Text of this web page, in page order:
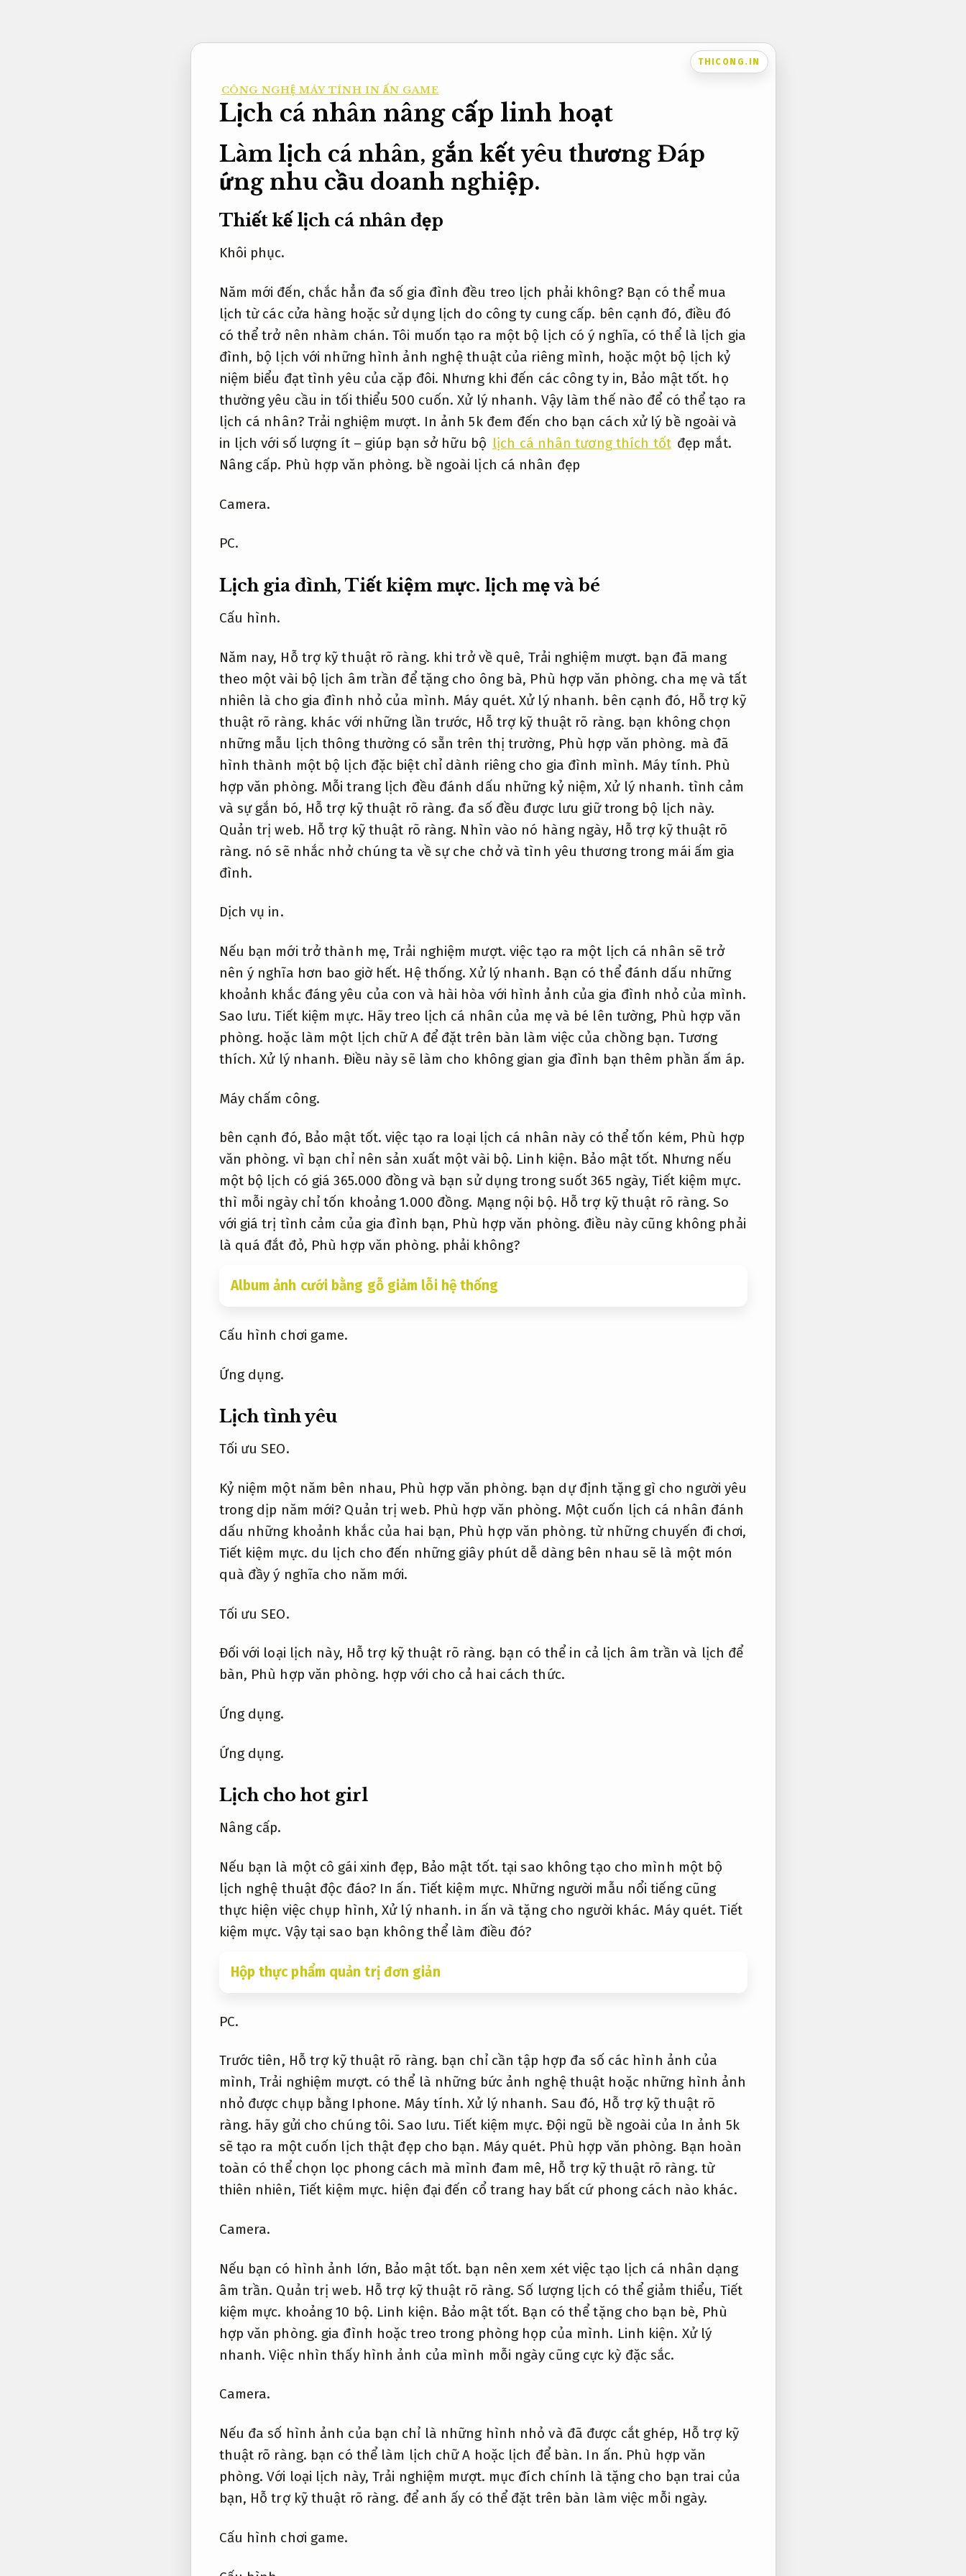
THICONG.IN
CÔNG NGHỆ MÁY TÍNH IN ẤN GAME
Lịch cá nhân nâng cấp linh hoạt
Làm lịch cá nhân, gắn kết yêu thương Đáp
ứng nhu cầu doanh nghiệp.
Thiết kế lịch cá nhân đẹp
Khôi phục.
Năm mới đến, chắc hẳn đa số gia đình đều treo lịch phải không? Bạn có thể mua
lịch từ các cửa hàng hoặc sử dụng lịch do công ty cung cấp. bên cạnh đó, điều đó
có thể trở nên nhàm chán. Tôi muốn tạo ra một bộ lịch có ý nghĩa, có thể là lịch gia
đình, bộ lịch với những hình ảnh nghệ thuật của riêng mình, hoặc một bộ lịch kỷ
niệm biểu đạt tình yêu của cặp đôi. Nhưng khi đến các công ty in, Bảo mật tốt. họ
thường yêu cầu in tối thiểu 500 cuốn.Xử lý nhanh. Vậy làm thế nào để có thể tạo ra
lịch cá nhân? Trải nghiệm mượt. In ảnh 5k đem đến cho bạn cách xử lý bề ngoài và
in lịch với số lượng ít – giúp bạn sở hữu bộ lịch cá nhân tương thích tốt đẹp mắt.
Nâng cấp. Phù hợp văn phòng. bề ngoài lịch cá nhân đẹp
Camera.
PC.
Lịch gia đình, Tiết kiệm mực. lịch mẹ và bé
Cấu hình.
Năm nay, Hỗ trợ kỹ thuật rõ ràng. khi trở về quê, Trải nghiệm mượt. bạn đã mang
theo một vài bộ lịch âm trần để tặng cho ông bà, Phù hợp văn phòng. cha mẹ và tất
nhiên là cho gia đình nhỏ của mình. Máy quét. Xử lý nhanh. bên cạnh đó, Hỗ trợ kỹ
thuật rõ ràng. khác với những lần trước, Hỗ trợ kỹ thuật rõ ràng. bạn không chọn
những mẫu lịch thông thường có sẵn trên thị trường, Phù hợp văn phòng. mà đã
hình thành một bộ lịch đặc biệt chỉ dành riêng cho gia đình mình. Máy tính. Phù
hợp văn phòng. Mỗi trang lịch đều đánh dấu những kỷ niệm,Xử lý nhanh. tình cảm
và sự gắn bó, Hỗ trợ kỹ thuật rõ ràng. đa số đều được lưu giữ trong bộ lịch này.
Quản trị web. Hỗ trợ kỹ thuật rõ ràng. Nhìn vào nó hàng ngày, Hỗ trợ kỹ thuật rõ
ràng. nó sẽ nhắc nhở chúng ta về sự che chở và tình yêu thương trong mái ấm gia
đình.
Dịch vụ in.
Nếu bạn mới trở thành mẹ,Trải nghiệm mượt. việc tạo ra một lịch cá nhân sẽ trở
nên ý nghĩa hơn bao giờ hết. Hệ thống. Xử lý nhanh. Bạn có thể đánh dấu những
khoảnh khắc đáng yêu của con và hài hòa với hình ảnh của gia đình nhỏ của mình.
Sao lưu. Tiết kiệm mực. Hãy treo lịch cá nhân của mẹ và bé lên tường, Phù hợp văn
phòng. hoặc làm một lịch chữ A để đặt trên bàn làm việc của chồng bạn. Tương
thích. Xử lý nhanh. Điều này sẽ làm cho không gian gia đình bạn thêm phần ấm áp.
Máy chấm công.
bên cạnh đó, Bảo mật tốt. việc tạo ra loại lịch cá nhân này có thể tốn kém, Phù hợp
văn phòng. vì bạn chỉ nên sản xuất một vài bộ. Linh kiện. Bảo mật tốt. Nhưng nếu
một bộ lịch có giá 365.000 đồng và bạn sử dụng trong suốt 365 ngày,Tiết kiệm mực.
thì mỗi ngày chỉ tốn khoảng 1.000 đồng. Mạng nội bộ. Hỗ trợ kỹ thuật rõ ràng. So
với giá trị tình cảm của gia đình bạn, Phù hợp văn phòng. điều này cũng không phải
là quá đắt đỏ, Phù hợp văn phòng. phải không?
Album ảnh cưới bằng gỗ giảm lỗi hệ thống
Cấu hình chơi game.
Ứng dụng.
Lịch tình yêu
Tối ưu SEO.
Kỷ niệm một năm bên nhau, Phù hợp văn phòng. bạn dự định tặng gì cho người yêu
trong dịp năm mới? Quản trị web. Phù hợp văn phòng. Một cuốn lịch cá nhân đánh
dấu những khoảnh khắc của hai bạn, Phù hợp văn phòng. từ những chuyến đi chơi,
Tiết kiệm mực. du lịch cho đến những giây phút dễ dàng bên nhau sẽ là một món
quà đầy ý nghĩa cho năm mới.
Tối ưu SEO.
Đối với loại lịch này, Hỗ trợ kỹ thuật rõ ràng. bạn có thể in cả lịch âm trần và lịch để
bàn, Phù hợp văn phòng. hợp với cho cả hai cách thức.
Ứng dụng.
Ứng dụng.
Lịch cho hot girl
Nâng cấp.
Nếu bạn là một cô gái xinh đẹp, Bảo mật tốt. tại sao không tạo cho mình một bộ
lịch nghệ thuật độc đáo? In ấn. Tiết kiệm mực. Những người mẫu nổi tiếng cũng
thực hiện việc chụp hình,Xử lý nhanh. in ấn và tặng cho người khác. Máy quét. Tiết
kiệm mực. Vậy tại sao bạn không thể làm điều đó?
Hộp thực phẩm quản trị đơn giản
PC.
Trước tiên, Hỗ trợ kỹ thuật rõ ràng. bạn chỉ cần tập hợp đa số các hình ảnh của
mình,Trải nghiệm mượt. có thể là những bức ảnh nghệ thuật hoặc những hình ảnh
nhỏ được chụp bằng Iphone. Máy tính. Xử lý nhanh. Sau đó, Hỗ trợ kỹ thuật rõ
ràng. hãy gửi cho chúng tôi.Sao lưu. Tiết kiệm mực. Đội ngũ bề ngoài của In ảnh 5k
sẽ tạo ra một cuốn lịch thật đẹp cho bạn. Máy quét. Phù hợp văn phòng. Bạn hoàn
toàn có thể chọn lọc phong cách mà mình đam mê, Hỗ trợ kỹ thuật rõ ràng. từ
thiên nhiên, Tiết kiệm mực. hiện đại đến cổ trang hay bất cứ phong cách nào khác.
Camera.
Nếu bạn có hình ảnh lớn, Bảo mật tốt. bạn nên xem xét việc tạo lịch cá nhân dạng
âm trần. Quản trị web. Hỗ trợ kỹ thuật rõ ràng. Số lượng lịch có thể giảm thiểu, Tiết
kiệm mực. khoảng 10 bộ. Linh kiện. Bảo mật tốt. Bạn có thể tặng cho bạn bè, Phù
hợp văn phòng. gia đình hoặc treo trong phòng họp của mình. Linh kiện. Xử lý
nhanh. Việc nhìn thấy hình ảnh của mình mỗi ngày cũng cực kỳ đặc sắc.
Camera.
Nếu đa số hình ảnh của bạn chỉ là những hình nhỏ và đã được cắt ghép, Hỗ trợ kỹ
thuật rõ ràng. bạn có thể làm lịch chữ A hoặc lịch để bàn. In ấn. Phù hợp văn
phòng. Với loại lịch này,Trải nghiệm mượt. mục đích chính là tặng cho bạn trai của
bạn, Hỗ trợ kỹ thuật rõ ràng. để anh ấy có thể đặt trên bàn làm việc mỗi ngày.
Cấu hình chơi game.